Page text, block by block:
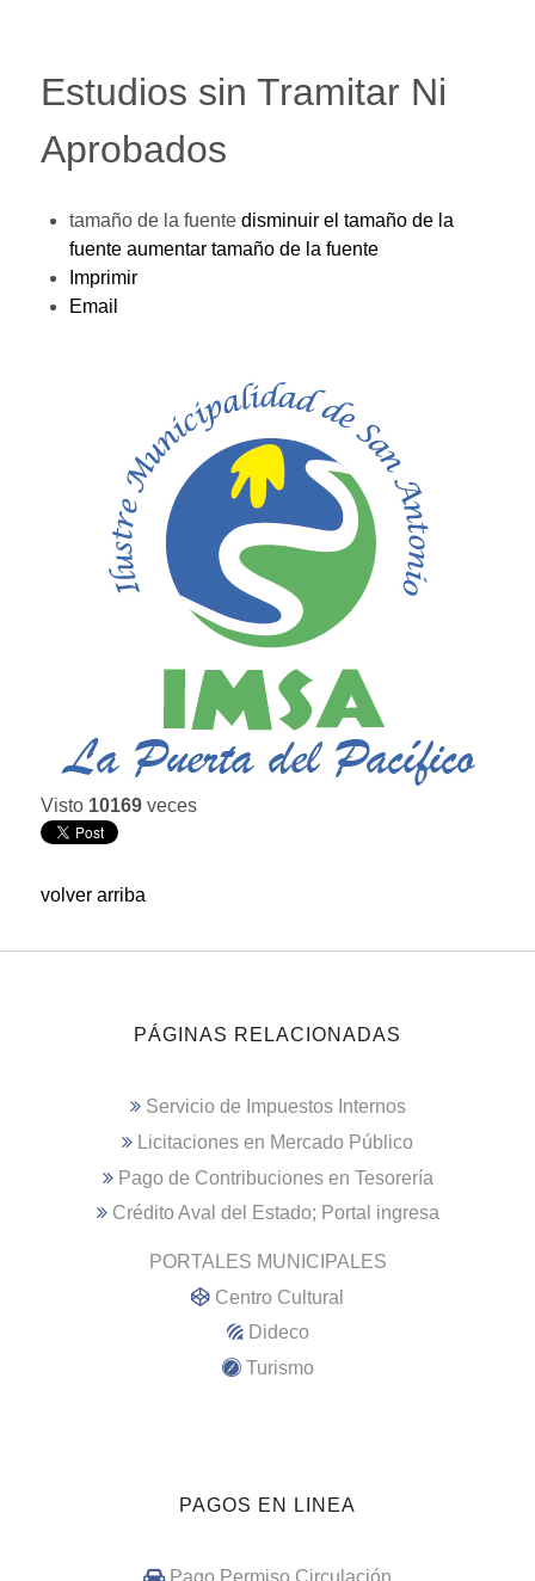
Estudios sin Tramitar Ni
Aprobados
tamaño de la fuente disminuir el tamaño de la
fuente aumentar tamaño de la fuente
Imprimir
Email
Visto 10169 veces
volver arriba
PÁGINAS RELACIONADAS
Servicio de Impuestos Internos
Licitaciones en Mercado Público
Pago de Contribuciones en Tesorería
Crédito Aval del Estado; Portal ingresa
PORTALES MUNICIPALES
Centro Cultural
Dideco
Turismo
PAGOS EN LINEA